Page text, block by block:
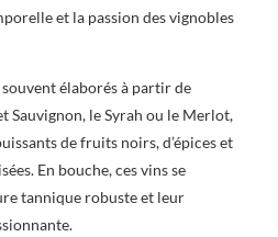
et la passion des vignobles
élaborés à partir de
Sauvignon, le Syrah ou le Merlot,
de fruits noirs, d’épices et
En bouche, ces vins se
tannique robuste et leur